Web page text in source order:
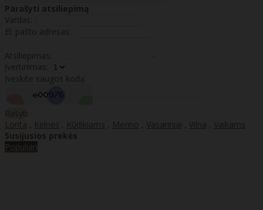
Parašyti atsiliepimą
Vardas:
El. pašto adresas:
Atsiliepimas:
Įvertinimas:
Įveskite saugos kodą:
Rašyti
Lorita , Kelnės , Kūdikiams , Merino , Vasariniai , Vilna , Vaikams
Susijusios prekės
Populiari